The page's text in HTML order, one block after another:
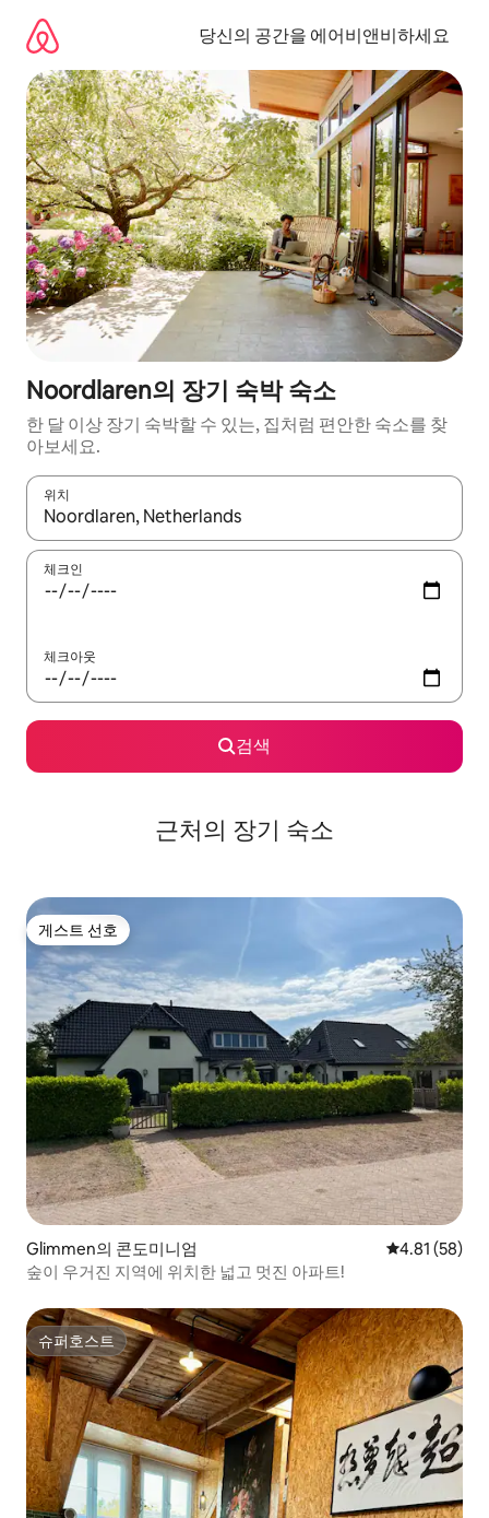
당신의 공간을 에어비앤비하세요
Noordlaren의 장기 숙박 숙소
한 달 이상 장기 숙박할 수 있는, 집처럼 편안한 숙소를 찾
아보세요.
위치
결과가 나오면 위·아래 화살표 키를 사용하거나 터치 또는 스와이
체크인
체크아웃
검색
근처의 장기 숙소
게스트 선호
게스트 선호
Glimmen의 콘도미니엄 평점 4.81점
4.81 (58)
숲이 우거진 지역에 위치한 넓고 멋진 아파트!
슈퍼호스트
슈퍼호스트